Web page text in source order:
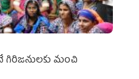
మంచి